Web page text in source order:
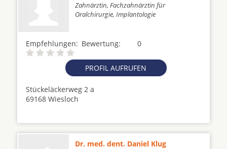
Zahnärztin, Fachzahnärztin für
Oralchirurgie, Implantologie
Empfehlungen: 0
Bewertung:
PROFIL AUFRUFEN
Stückeläckerweg 2 a
69168 Wiesloch
Dr. med. dent. Daniel Klug